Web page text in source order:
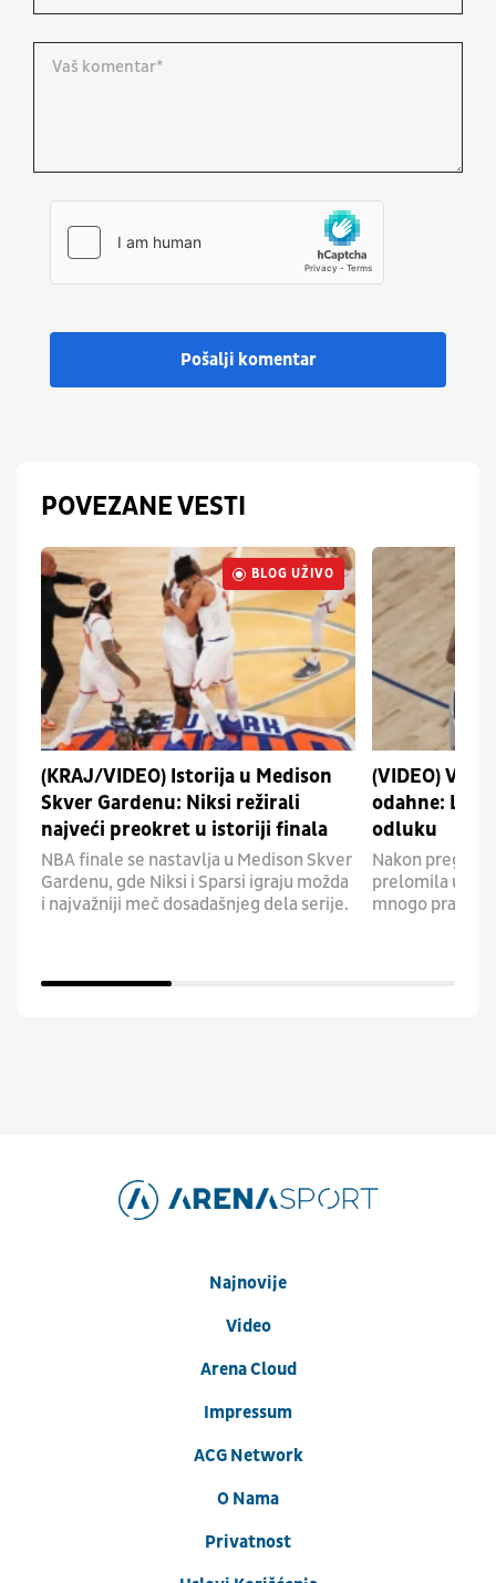
Pošalji komentar
POVEZANE VESTI
(KRAJ/VIDEO) Istorija u Medison
Skver Gardenu: Niksi režirali
najveći preokret u istoriji finala
NBA finale se nastavlja u Medison Skver
Gardenu, gde Niksi i Sparsi igraju možda
i najvažniji meč dosadašnjeg dela serije.
UŽIVO
BLOG UŽIVO
(VIDEO)
odahne: Liga
odluku
Nakon
prelomila u
mnogo prašine.
Najnovije
Video
Arena Cloud
Impressum
ACG Network
O Nama
Privatnost